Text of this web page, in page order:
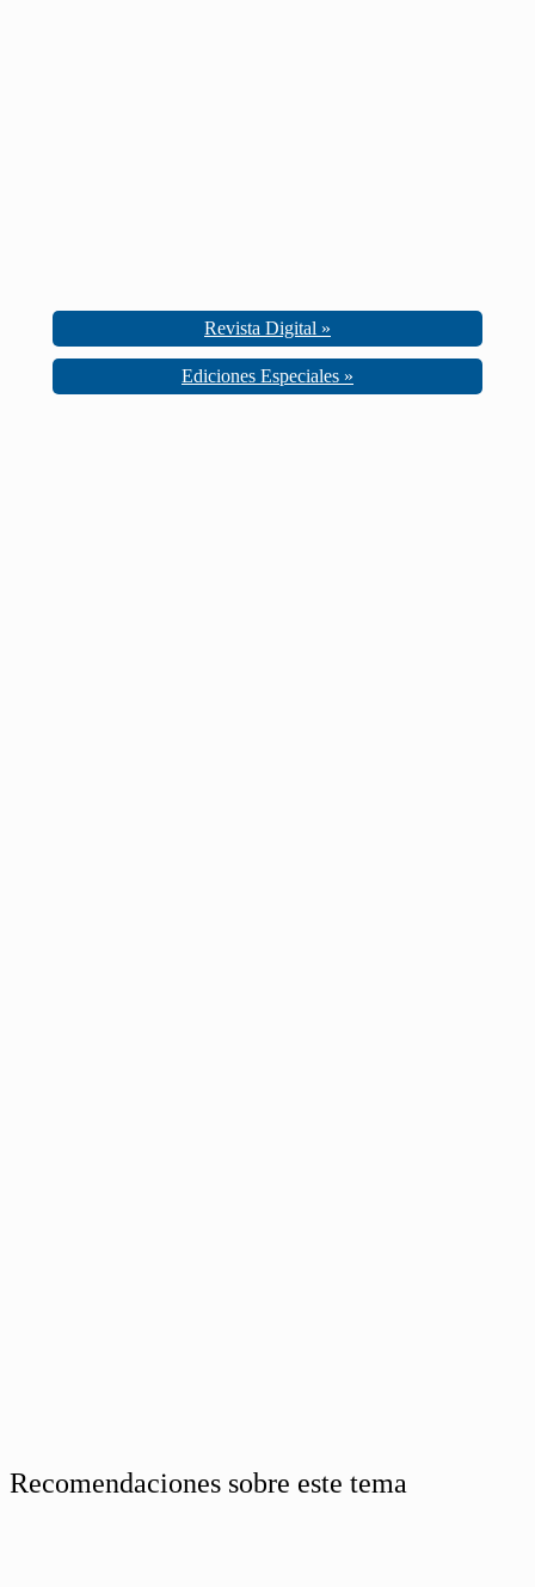
Revista Digital »
Ediciones Especiales »
Recomendaciones sobre este tema